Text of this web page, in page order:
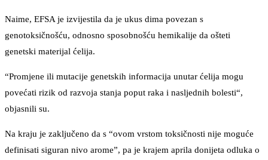
Naime, EFSA je izvijestila da je ukus dima povezan s
genotoksičnošću, odnosno sposobnošću hemikalije da ošteti
genetski materijal ćelija.
“Promjene ili mutacije genetskih informacija unutar ćelija mogu
povećati rizik od razvoja stanja poput raka i nasljednih bolesti“,
objasnili su.
Na kraju je zaključeno da s “ovom vrstom toksičnosti nije moguće
definisati siguran nivo arome”, pa je krajem aprila donijeta odluka o